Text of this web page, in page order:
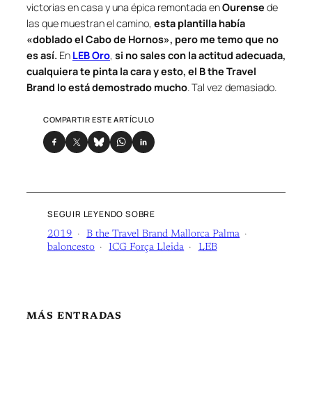
victorias en casa y una épica remontada enOurense de
las que muestran el camino, esta plantilla había
«doblado el Cabo de Hornos», pero me temo que no
es así. En LEB Oro, si no sales con la actitud adecuada,
cualquiera te pinta la cara y esto, el B the Travel
Brand lo está demostrado mucho. Tal vez demasiado.
COMPARTIR ESTE ARTÍCULO
SEGUIR LEYENDO SOBRE
2019
B the Travel Brand Mallorca Palma
baloncesto
ICG Força Lleida LEB
MÁS ENTRADAS